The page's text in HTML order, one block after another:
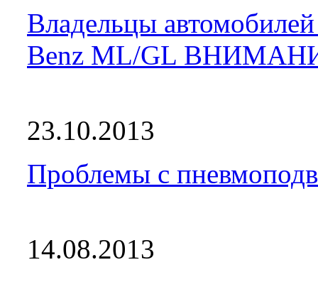
Владельцы
Benz ML/GL
23.10.2013
Проблемы с
14.08.2013